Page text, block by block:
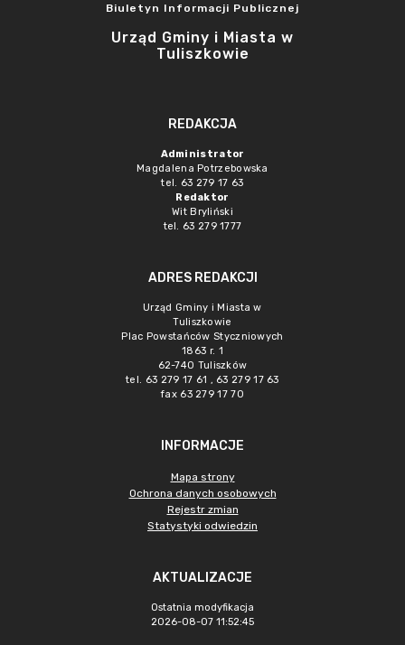
Biuletyn Informacji Publicznej
Urząd Gminy i Miasta w
Tuliszkowie
REDAKCJA
Administrator
Magdalena Potrzebowska
tel. 63 279 17 63
Redaktor
Wit Bryliński
tel. 63 279 1777
ADRES REDAKCJI
Urząd Gminy i Miasta w
Tuliszkowie
Plac Powstańców Styczniowych
1863 r. 1
62-740 Tuliszków
tel. 63 279 17 61 , 63 279 17 63
fax 63 279 17 70
INFORMACJE
Mapa strony
Ochrona danych osobowych
Rejestr zmian
Statystyki odwiedzin
AKTUALIZACJE
Ostatnia modyfikacja
2026-08-07 11:52:45